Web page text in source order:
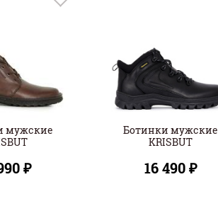
мужские
₽
Ботинки мужские
KRISBUT
16 490 ₽